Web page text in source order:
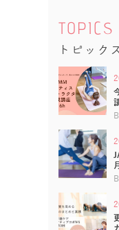
TOPICS
トピック